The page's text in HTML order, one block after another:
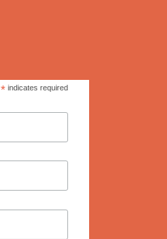
* indicates required